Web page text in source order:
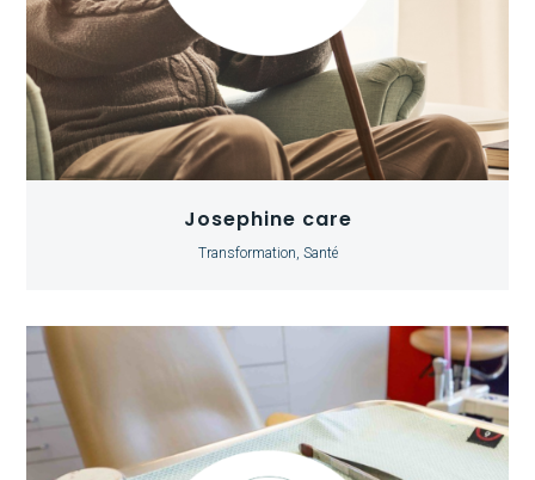
Josephine care
Transformation, Santé